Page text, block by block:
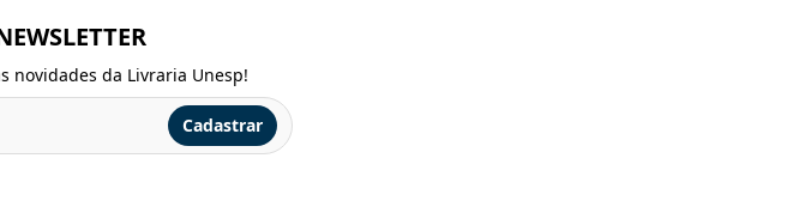
novidades da Livraria Unesp!
Cadastrar